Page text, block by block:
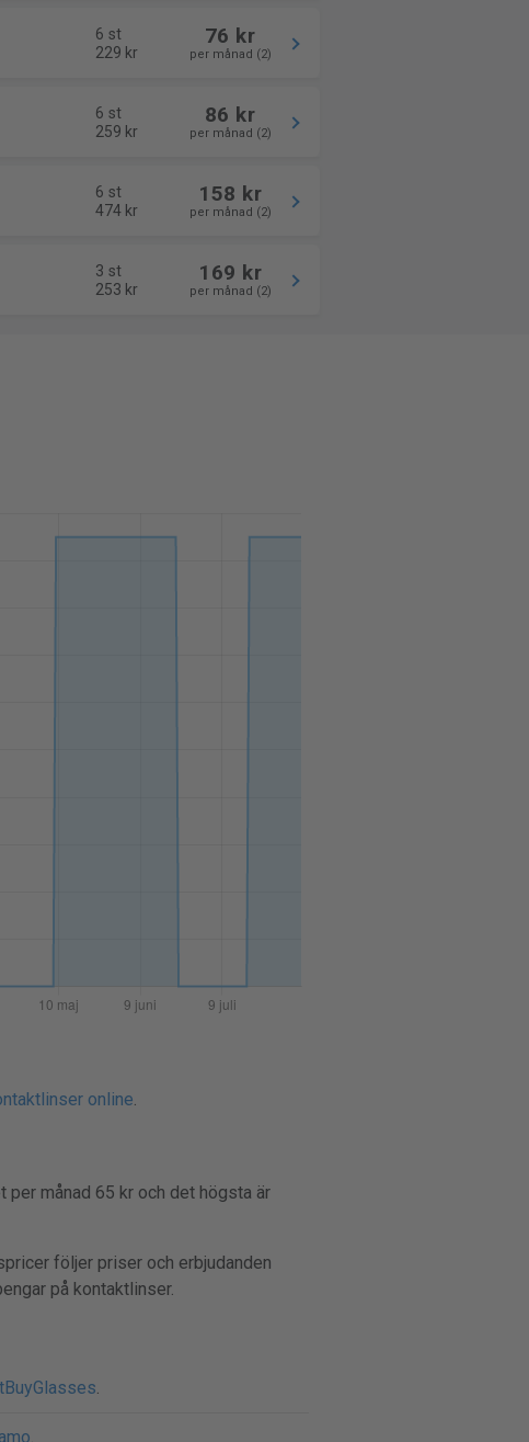
6 st
229 kr
76 kr
per månad (2)
6 st
259 kr
86 kr
per månad (2)
6 st
474 kr
158 kr
per månad (2)
3 st
253 kr
169 kr
per månad (2)
online.
månad 65 kr och det högsta är
följer priser och erbjudanden
på kontaktlinser.
.
.